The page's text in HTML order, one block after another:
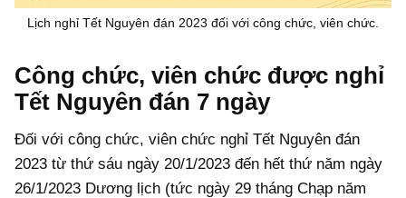
Lịch nghỉ Tết Nguyên đán 2023 đối với công chức, viên chức.
Công chức, viên chức được nghỉ
Tết Nguyên đán 7 ngày
Đối với công chức, viên chức nghỉ Tết Nguyên đán
2023 từ thứ sáu ngày 20/1/2023 đến hết thứ năm ngày
26/1/2023 Dương lịch (tức ngày 29 tháng Chạp năm